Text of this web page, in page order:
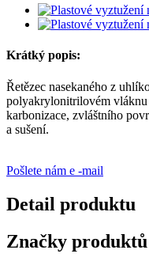
Krátký popis:
Řetězec nasekaného z
polyakrylonitrilovém
karbonizace, zvláštního
a sušení.
Pošlete nám e -mail
Detail produktu
Značky produktů